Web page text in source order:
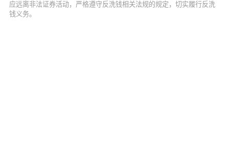
应远离非法证券活动，严格遵守反洗钱相关法规的规定，切实履行反洗
钱义务。